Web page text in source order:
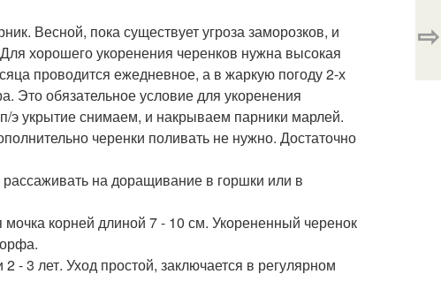
Весной, пока существует угроза заморозков, и
хорошего укоренения черенков нужна высокая
проводится ежедневное, а в жаркую погоду 2-х
Это обязательное условие для укоренения
э укрытие снимаем, и накрываем парники марлей.
черенки поливать не нужно. Достаточно
на доращивание в горшки или в
корней длиной 7 - 10 см. Укорененный черенок
3 лет. Уход простой, заключается в регулярном
⇨